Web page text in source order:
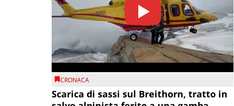
CRONACA
Scarica di sassi sul Breithorn, tratto in